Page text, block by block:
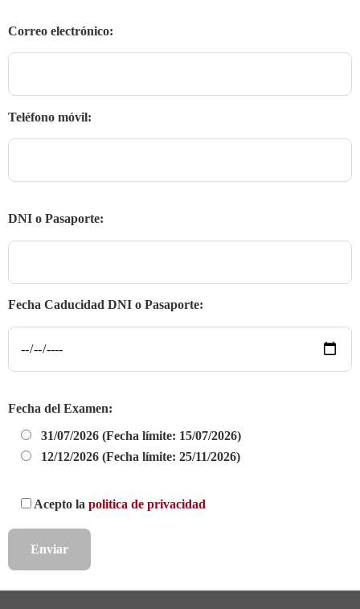
Correo electrónico:
Teléfono móvil:
DNI o Pasaporte:
Fecha Caducidad DNI o Pasaporte:
Fecha del Examen:
31/07/2026 (Fecha límite: 15/07/2026)
12/12/2026 (Fecha límite: 25/11/2026)
Acepto la politica de privacidad